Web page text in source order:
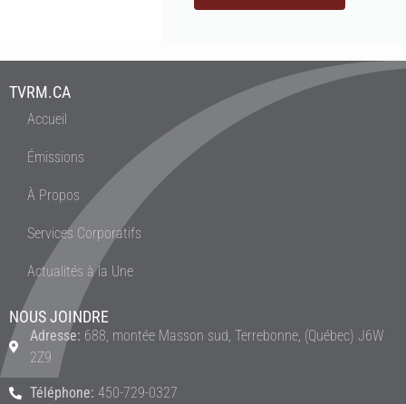
TVRM.CA
Accueil
Émissions
À Propos
Services Corporatifs
Actualités à la Une
NOUS JOINDRE
Adresse: 688, montée Masson sud, Terrebonne, (Québec) J6W
2Z9
Téléphone: 450-729-0327